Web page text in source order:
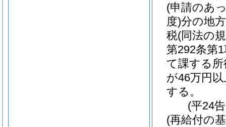
(申請のあ
度)分の地
税(同法の
第292条第
て課する
が46万円
する。
(平24
(再給付の